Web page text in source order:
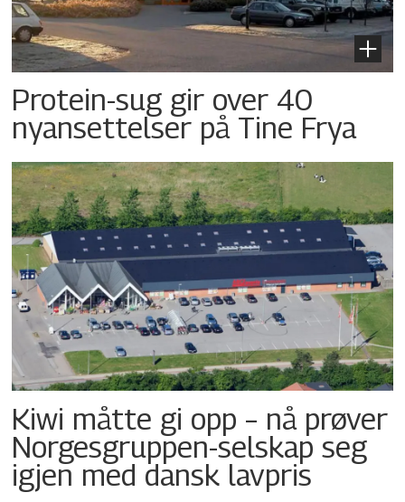
Protein-sug gir over 40
nyansettelser på Tine Frya
Kiwi måtte gi opp – nå prøver
Norgesgruppen-selskap seg
igjen med dansk lavpris